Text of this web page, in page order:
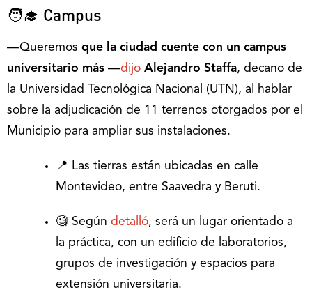
🧑‍🎓 Campus
—Queremos que la ciudad cuente con un campus
universitario más —dijo Alejandro Staffa, decano de
la Universidad Tecnológica Nacional (UTN), al hablar
sobre la adjudicación de 11 terrenos otorgados por el
Municipio para ampliar sus instalaciones.
📍 Las tierras están ubicadas en calle
Montevideo, entre Saavedra y Beruti.
🧐 Según detalló, será un lugar orientado a
la práctica, con un edificio de laboratorios,
grupos de investigación y espacios para
extensión universitaria.